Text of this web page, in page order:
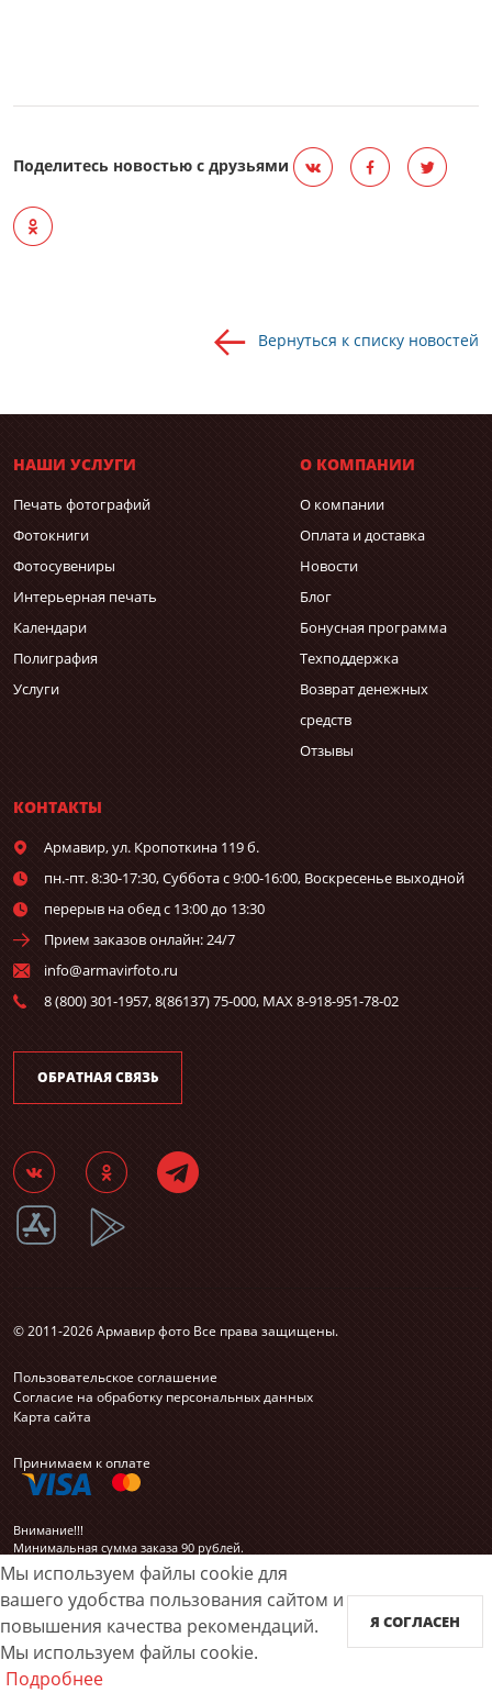
Поделитесь новостью с друзьями
Вернуться к списку новостей
Мы используем файлы cookie для
вашего удобства пользования сайтом и
повышения качества рекомендаций.
Мы используем файлы cookie.
Подробнее
Я СОГЛАСЕН
НАШИ УСЛУГИ
Печать фотографий
Фотокниги
Фотосувениры
Интерьерная печать
Календари
Полиграфия
Услуги
О КОМПАНИИ
О компании
Оплата и доставка
Новости
Блог
Бонусная программа
Техподдержка
Возврат денежных
средств
Отзывы
КОНТАКТЫ
Армавир,ул. Кропоткина 119 б.
пн.-пт. 8:30-17:30, Суббота с 9:00-16:00, Воскресенье выходной
перерыв на обед с 13:00 до 13:30
Прием заказов онлайн: 24/7
info@armavirfoto.ru
8 (800) 301-1957, 8(86137) 75-000, MAX 8-918-951-78-02
ОБРАТНАЯ СВЯЗЬ
© 2011-2026 Армавир фото Все права защищены.
Пользовательское соглашение
Согласие на обработку персональных данных
Карта сайта
Принимаем к оплате
Внимание!!!
Минимальная сумма заказа 90 рублей.